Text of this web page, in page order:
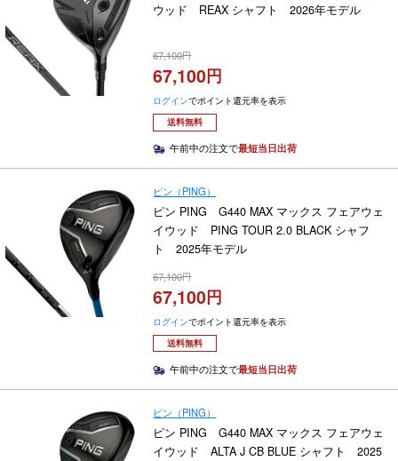
ウッド REAX シャフト 2026年モデル
67,100
67,100
ログインでポイント還元率を表示
送料無料
午前中の注文で最短当日出荷
ピン（PING）
ピン PING G440 MAX マックス フェアウェ
イウッド PING TOUR 2.0 BLACK シャフ
ト 2025年モデル
67,100
67,100
ログインでポイント還元率を表示
送料無料
午前中の注文で最短当日出荷
ピン（PING）
ピン PING G440 MAX マックス フェアウェ
イウッド ALTA J CB BLUE シャフト 2025